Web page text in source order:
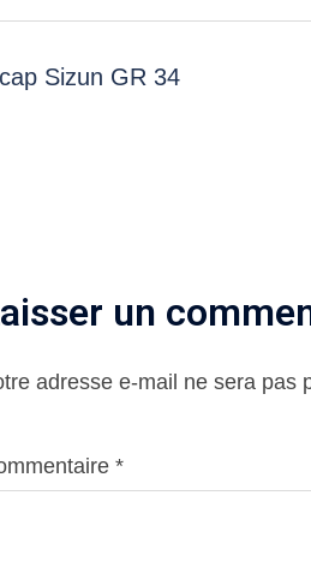
cap Sizun GR 34
un
adresse e-mail ne sera pas
*